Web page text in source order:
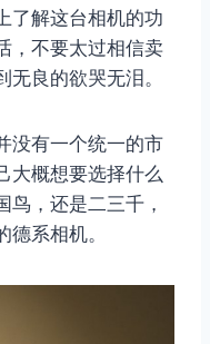
了解这台相机的功
，不要太过相信卖
良的欲哭无泪。
没有一个统一的市
大概想要选择什么
鸟，还是二三千，
系相机。